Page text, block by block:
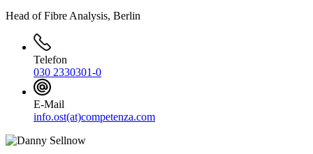
Head of Fibre Analysis, Berlin
Telefon
030 2330301-0
E-Mail
info.ost(at)competenza.com